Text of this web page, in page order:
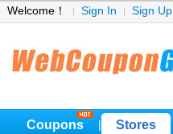
Welcome！ Sign In Sign Up
Coupons Stores